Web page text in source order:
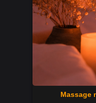
Massage